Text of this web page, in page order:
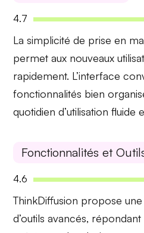
4.7
Lasimplicité de prise en
permet aux nouveaux
rapidement. L’interface
fonctionnalités bien
quotidien d’utilisation fluide
Fonctionnalités et
4.6
ThinkDiffusion propose
d’outils avancés, répondant